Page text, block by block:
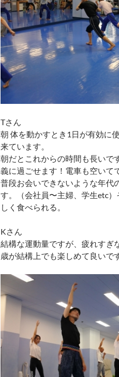
Tさん
朝 体を動かすとき1日が有効に
来ています。
朝だとこれからの時間も長いで
義に過ごせます！電車も空いて
普段お会いできないような年代
す。（会社員〜主婦、学生etc
しく食べられる。
Kさん
結構な運動量ですが、疲れすぎ
歳が結構上でも楽しめて良いで